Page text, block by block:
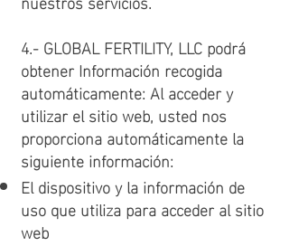
4.- GLOBAL FERTILITY, LLC podrá
obtener Información recogida
automáticamente: Al acceder y
utilizar el sitio web, usted nos
proporciona automáticamente la
siguiente información:
El dispositivo y la información de
uso que utiliza para acceder al sitio
web